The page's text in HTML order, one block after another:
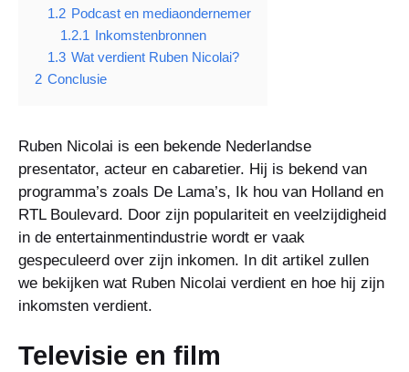
1.2 Podcast en mediaondernemer
1.2.1 Inkomstenbronnen
1.3 Wat verdient Ruben Nicolai?
2 Conclusie
Ruben Nicolai is een bekende Nederlandse
presentator, acteur en cabaretier. Hij is bekend van
programma’s zoals De Lama’s, Ik hou van Holland en
RTL Boulevard. Door zijn populariteit en veelzijdigheid
in de entertainmentindustrie wordt er vaak
gespeculeerd over zijn inkomen. In dit artikel zullen
we bekijken wat Ruben Nicolai verdient en hoe hij zijn
inkomsten verdient.
Televisie en film